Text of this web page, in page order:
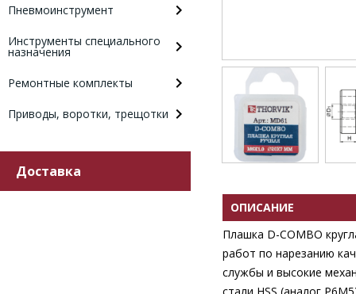
Пневмоинструмент
Инструменты специального
назначения
Ремонтные комплекты
Приводы, воротки, трещотки
Доставка
ОПИСАНИЕ
Плашка D-COMBO
работ по нарезанию
службы и высокие